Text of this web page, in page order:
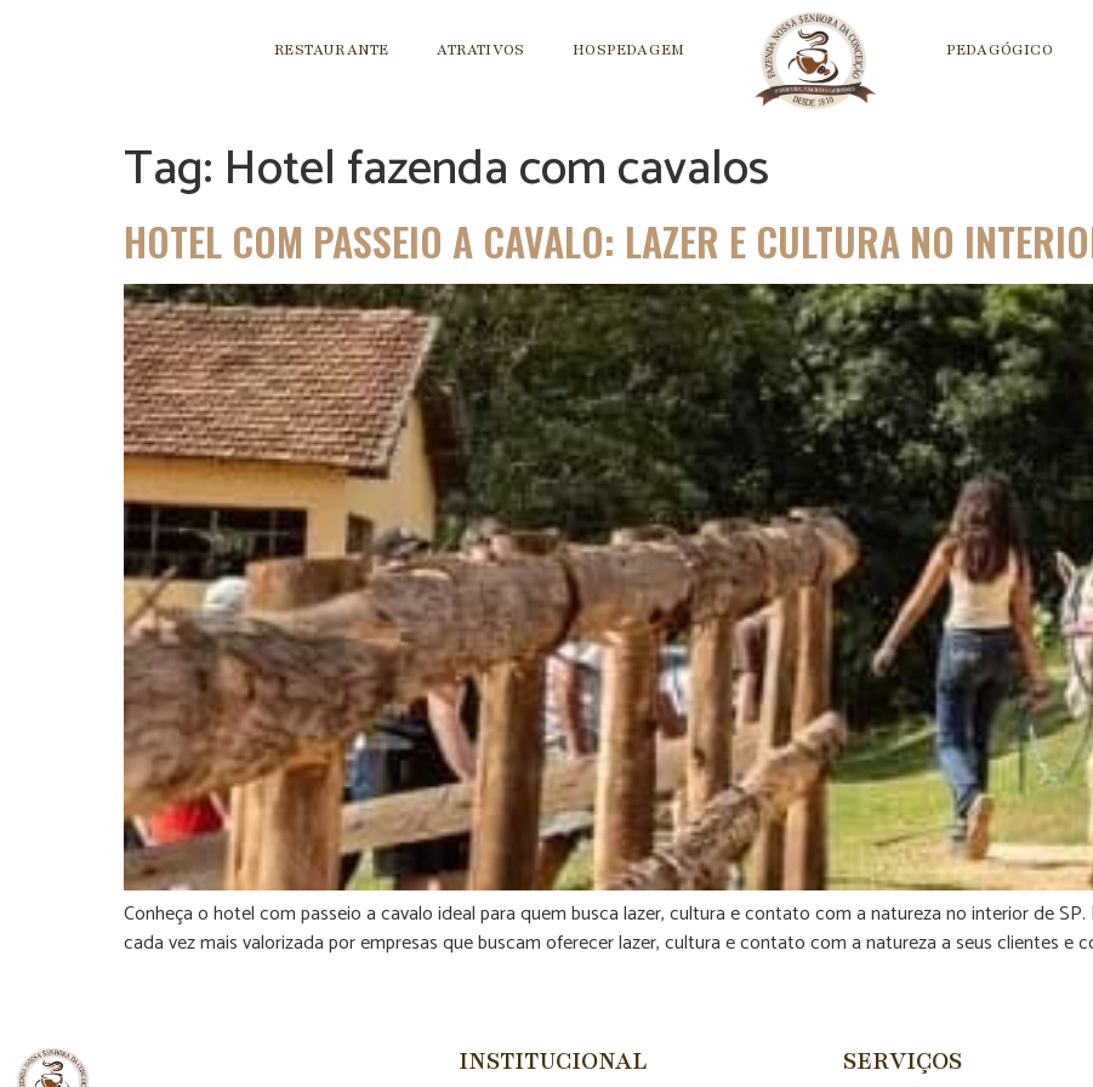
RESTAURANTE ATRATIVOS HOSPEDAGEM PEDAGÓGICO
Tag: Hotel fazenda com cavalos
HOTEL COM PASSEIO A CAVALO: LAZER E CULTURA NO
Conheça o hotel com passeio a cavalo ideal para quem busca lazer, cultura e contato com a natureza no interior de
cada vez mais valorizada por empresas que buscam oferecer lazer, cultura e contato com a natureza a seus clientes e
INSTITUCIONAL SERVIÇOS